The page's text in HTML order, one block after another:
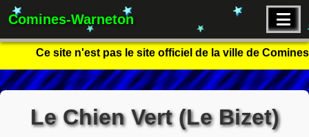
Comines-Warneton
Ce site n'est pas le site officiel de la ville de
Le Chien Vert (Le Bizet)